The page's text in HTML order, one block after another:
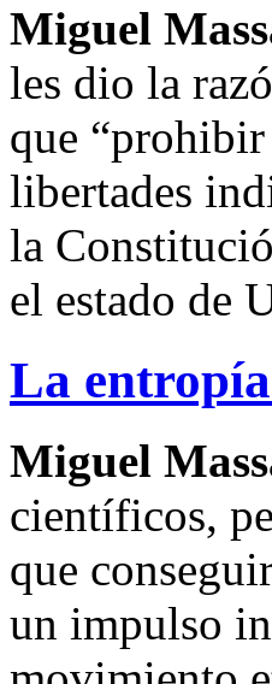
Miguel
les dio la
que
libertades
la
el estado de
La
Miguel
científicos,
que
un impulso